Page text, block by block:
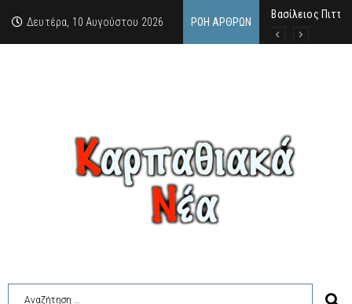
Δευτέρα, 10 Αυγούστου 2026 ΡΟΉ ΆΡΘΡΩΝ
Βασίλειος
Σαν σήμερα,
Μανόλης Μελάς: